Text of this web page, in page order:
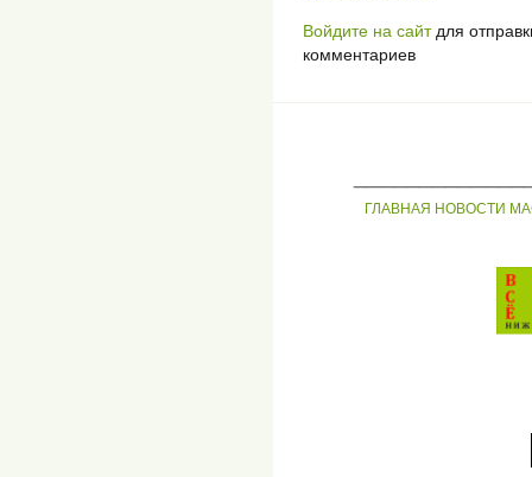
Войдите на сайтдля
комментариев
ГЛАВНАЯ НОВОСТИ